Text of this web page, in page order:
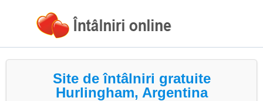
Site de întâlniri gratuite
Hurlingham, Argentina